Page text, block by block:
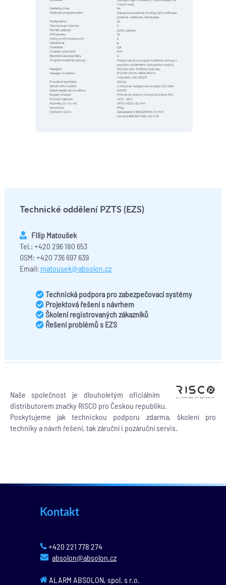
Technické oddělení PZTS (EZS)
Filip Matoušek
Tel.: +420 296 180 653
GSM: +420 736 697 639
Email: matousek@absolon.cz
Technická podpora pro zabezpečovací systémy
Projektová řešení s návrhem
Školení registrovaných zákazníků
Řešení problémů s EZS
Naše společnost je dlouholetým oficiálním
distributorem značky RISCO pro Českou republiku.
Poskytujeme jak technickou podporu zdarma, školení pro
techniky a návrh řešení, tak záruční i pozáruční servis.
Kontakt
+420 221 778 274
absolon@absolon.cz
ALARM ABSOLON, spol. s r.o.